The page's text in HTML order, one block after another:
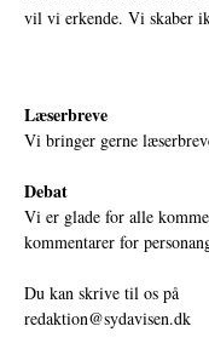
vil vi erkende. Vi skaber
Læserbreve
Vi bringer gerne
Debat
Vi er glade for alle
kommentarer for
Du kan skrive til os på
redaktion@sydavisen.dk